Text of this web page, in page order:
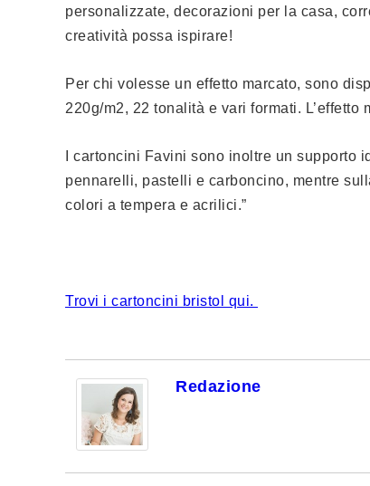
personalizzate, decorazioni per la casa,
creatività possa ispirare!
Per chi volesse un effetto marcato, sono
220g/m2, 22 tonalità e vari formati.
I cartoncini Favini sono inoltre un
pennarelli, pastelli e carboncino, mentre
colori a tempera e acrilici.”
Trovi i cartoncini bristol qui.
Redazione